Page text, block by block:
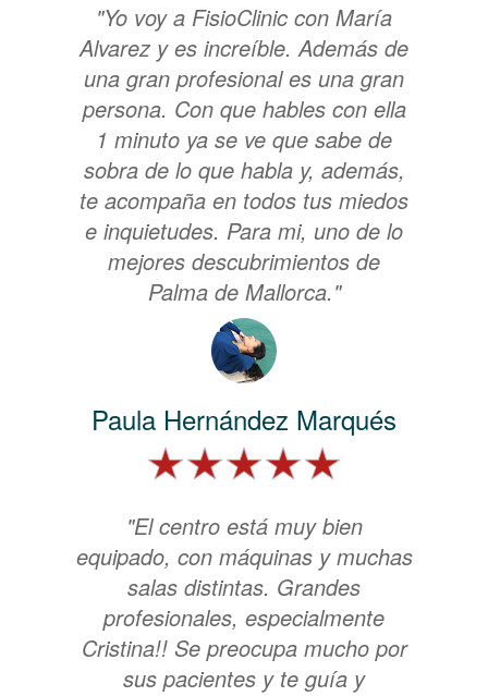
"Yo voy a FisioClinic con María
Alvarez y es increíble. Además de
una gran profesional es una gran
persona. Con que hables con ella
1 minuto ya se ve que sabe de
sobra de lo que habla y, además,
te acompaña en todos tus miedos
e inquietudes. Para mi, uno de lo
mejores descubrimientos de
Palma de Mallorca."
Paula Hernández Marqués
"El centro está muy bien
equipado, con máquinas y muchas
salas distintas. Grandes
profesionales, especialmente
Cristina!! Se preocupa mucho por
sus pacientes y te guía y